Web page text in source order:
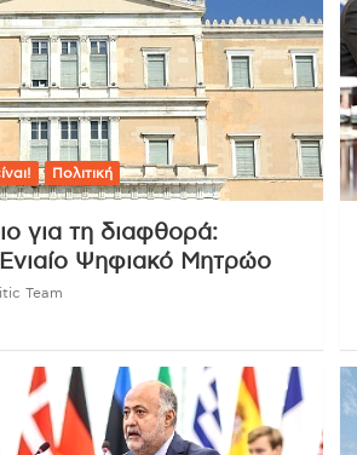
Πολιτική
για τη διαφθορά:
Ψηφιακό Μητρώο
Team